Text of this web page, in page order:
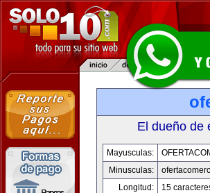
El dueño de
Mayusculas:
Minusculas:
Longitud:
15